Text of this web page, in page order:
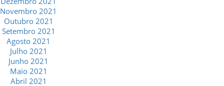
Novembro 2021
Outubro 2021
Setembro 2021
Agosto 2021
Julho 2021
Junho 2021
Maio 2021
Abril 2021